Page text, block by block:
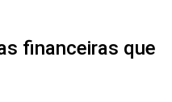
financeiras que